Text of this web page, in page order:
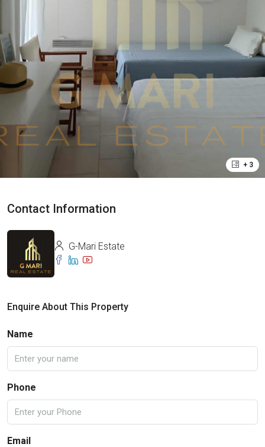
+ 3
Contact Information
G-Mari Estate
Enquire About This Property
Name
Phone
Email